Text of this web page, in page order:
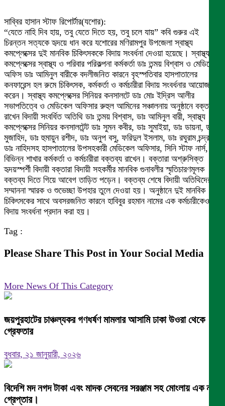
সাব্বির হাসান স্টাফ রিপোর্টার(যশোর):
“যেতে নাহি দিব হায়, তবু যেতে দিতে হয়, তবু চলে যায়” কবি গুরুর এই
চিরন্তন সত্যকে হৃদয়ে ধান করে যশোরের মণিরামপুর উপজেলা স্বাস্থ্য
কমপ্লেক্সের দুই মানবিক চিকিৎসককে বিদায় সংবর্ধনা দেওয়া হয়েছে। স্বাস্থ্য
কমপ্লেক্সের স্বাস্থ্য ও পরিবার পরিকল্পনা কর্মকর্তা ডাঃ তন্ময় বিশ্বাস ও মেডিকেল
অফিস ডাঃ আমিনুল বারীকে বদলীজনিত কারনে বৃহস্পতিবার হাসপাতালের
কনফারেন্স হল রুমে চিকিৎসক, কর্মকর্তা ও কর্মচারীরা বিদায় সংবর্ধনার আয়োজন
করেন। স্বাস্থ্য কমপ্লেক্সের সিনিয়র কনসালটে ডাঃ মোঃ ইদ্রিস আলীর
সভাপতিত্বে ও মেডিকেল অফিসার রুহুল আমিনের সঞ্চালনায় অনুষ্ঠানে বক্তব্য
রাখেন বিদায়ী সংবর্ধিত অতিথি ডাঃ তন্ময় বিশ্বাস, ডাঃ আমিনুল বারী, স্বাস্থ্য
কমপ্লেক্সের সিনিয়র কনসালটেন্ট ডাঃ সুমন কবীর, ডাঃ সুমাইয়া, ডাঃ ডায়না, ডাঃ
মুজাহিদ, ডাঃ হুমায়ুন রশীদ, ডাঃ অনুপ বসু, ফরিদুল ইসলাম, ডাঃ রঘুরাম চন্দ্র,
ডাঃ নাহিদসহ হাসপাতালের উপসহকারী মেডিকেল অফিসার, সিনি স্টাফ নার্স,
বিভিন্ন শাখার কর্মকর্তা ও কর্মচারীরা বক্তব্য রাখেন। বক্তারা অশ্রুসিক্ত
হৃদয়স্পর্শী বিদায়ী বক্তারা বিদায়ী সহকর্মীর মানবিক গুনাবলীর স্মৃতিচারণমূলক
বক্তব্য দিতে গিয়ে আবেগ তাড়িত পড়েন। বক্তব্য শেষে বিদায়ী অতিথিদের
সম্মাননা স্মারক ও শুভেচ্ছা উপহার তুলে দেওয়া হয়। অনুষ্ঠানে দুই মানবিক
চিকিৎসকের সাথে অবসরজনিত কারনে হাবিবুর রহমান নামের এক কর্মচারীকেও
বিদায় সংবর্ধনা প্রদান করা হয়।
Tag :
Please Share This Post in Your Social Media
More News Of This Category
জয়পুরহাটের চাঞ্চল্যকর গণধর্ষণ মামলার আসামি ঢাকা উওরা থেকে
গ্রেফতার
বুধবার, ২১ জানুয়ারী, ২০২৬
বিদেশি মদ নগদ টাকা এবং মাদক সেবনের সরঞ্জাম সহ মোংলায় এক নারী
গ্রেপ্তার।